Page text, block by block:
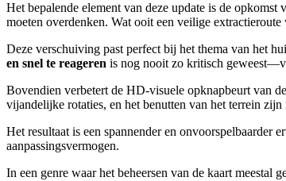
FI
FR
IT
JA
KO
NL
NO
PL
PT
RO
RU
Het bepalende element van deze update is de opkomst
moeten overdenken. Wat ooit een veilige
Deze verschuiving past perfect bij het thema van het
en snel te reageren is nog nooit zo kritisch
Bovendien verbetert de HD-visuele opknapbeurt van
vijandelijke rotaties, en het benutten van het terrein
Het resultaat is een spannender en onvoorspelbaarder
aanpassingsvermogen.
In een genre waar het beheersen van de kaart meestal